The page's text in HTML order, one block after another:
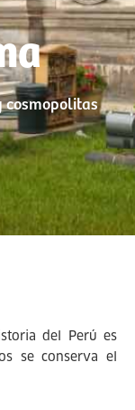
cosmopolitas
del Perú es
se conserva el